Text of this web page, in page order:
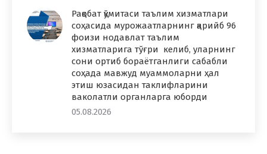
Рақобат қўмитаси таълим хизматлари
соҳасида мурожаатларнинг қарийб 96
фоизи нодавлат таълим
хизматларига тўғри келиб, уларнинг
сони ортиб бораётганлиги сабабли
соҳада мавжуд муаммоларни ҳал
этиш юзасидан таклифларини
ваколатли органларга юборди
05.08.2026